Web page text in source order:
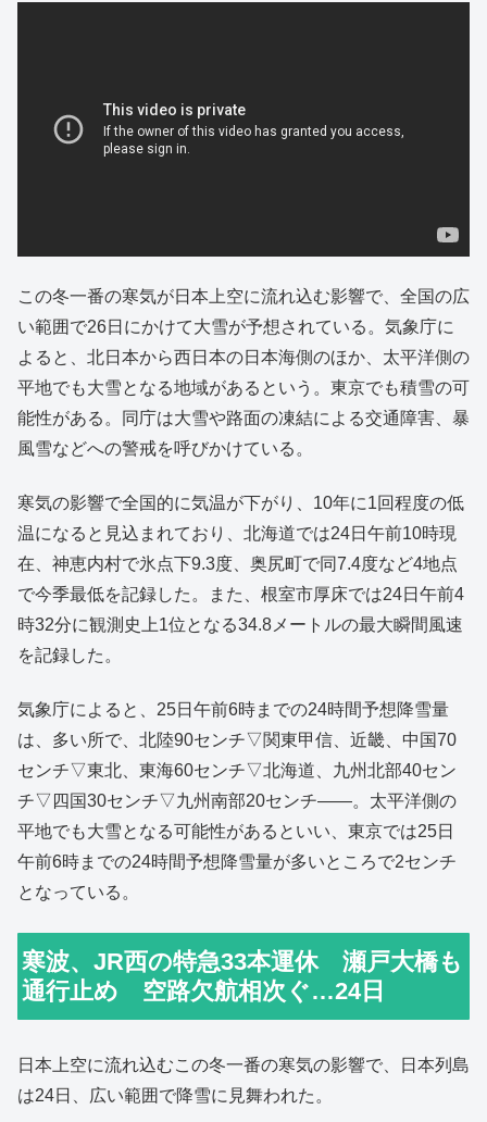
この冬一番の寒気が日本上空に流れ込む影響で、全国の広
い範囲で26日にかけて大雪が予想されている。気象庁に
よると、北日本から西日本の日本海側のほか、太平洋側の
平地でも大雪となる地域があるという。東京でも積雪の可
能性がある。同庁は大雪や路面の凍結による交通障害、暴
風雪などへの警戒を呼びかけている。
寒気の影響で全国的に気温が下がり、10年に1回程度の低
温になると見込まれており、北海道では24日午前10時現
在、神恵内村で氷点下9.3度、奥尻町で同7.4度など4地点
で今季最低を記録した。また、根室市厚床では24日午前4
時32分に観測史上1位となる34.8メートルの最大瞬間風速
を記録した。
気象庁によると、25日午前6時までの24時間予想降雪量
は、多い所で、北陸90センチ▽関東甲信、近畿、中国70
センチ▽東北、東海60センチ▽北海道、九州北部40セン
チ▽四国30センチ▽九州南部20センチ――。太平洋側の
平地でも大雪となる可能性があるといい、東京では25日
午前6時までの24時間予想降雪量が多いところで2センチ
となっている。
寒波、JR西の特急33本運休 瀬戸大橋も
通行止め 空路欠航相次ぐ…24日
日本上空に流れ込むこの冬一番の寒気の影響で、日本列島
は24日、広い範囲で降雪に見舞われた。